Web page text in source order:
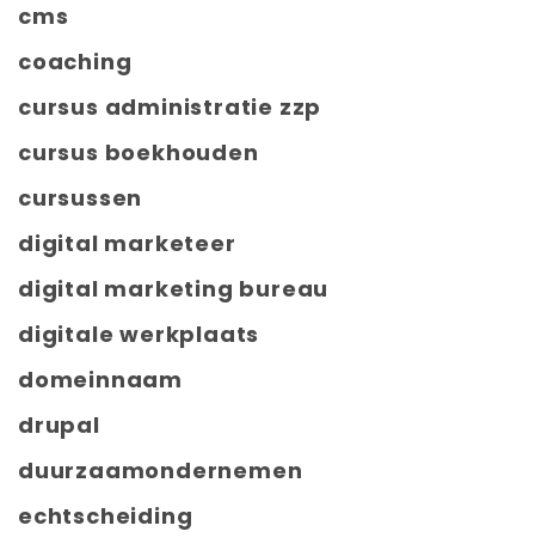
cms
coaching
cursus administratie zzp
cursus boekhouden
cursussen
digital marketeer
digital marketing bureau
digitale werkplaats
domeinnaam
drupal
duurzaamondernemen
echtscheiding